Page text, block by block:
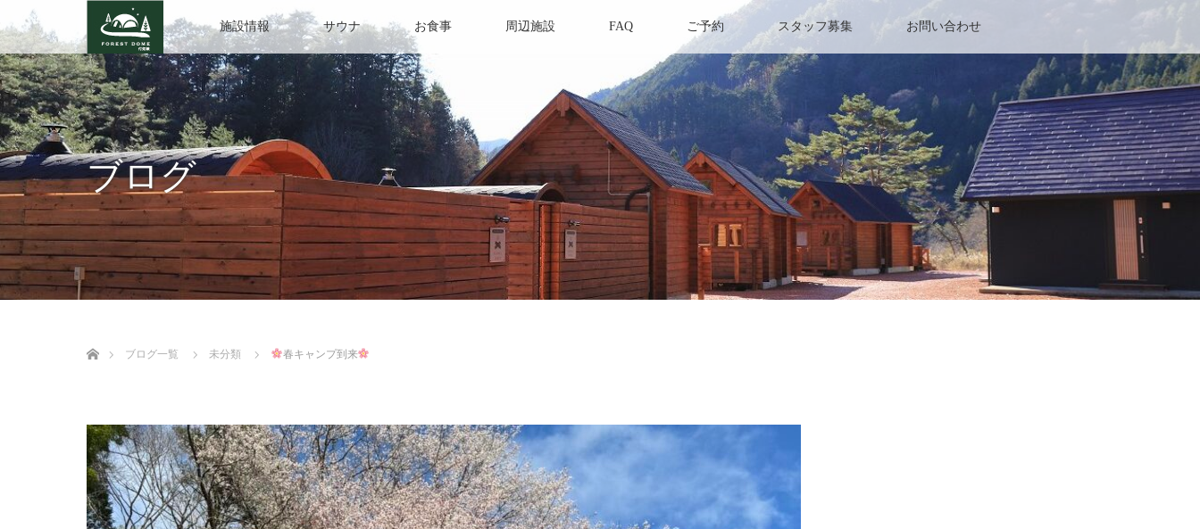
施設情報 サウナ お食事 周辺施設 FAQ ご予約 スタッフ募集 お問い合わせ
ブログ
ブログ一覧
未分類 春キャンプ到来